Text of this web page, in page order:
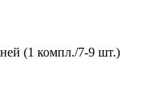
(1 компл./7-9 шт.)